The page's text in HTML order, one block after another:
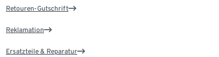
Retouren-Gutschrift
Reklamation
Ersatzteile & Reparatur